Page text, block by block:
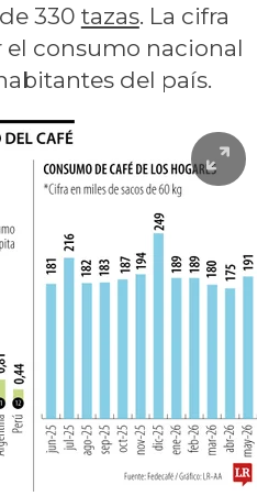
330 tazas. La cifra
consumo nacional
del país.